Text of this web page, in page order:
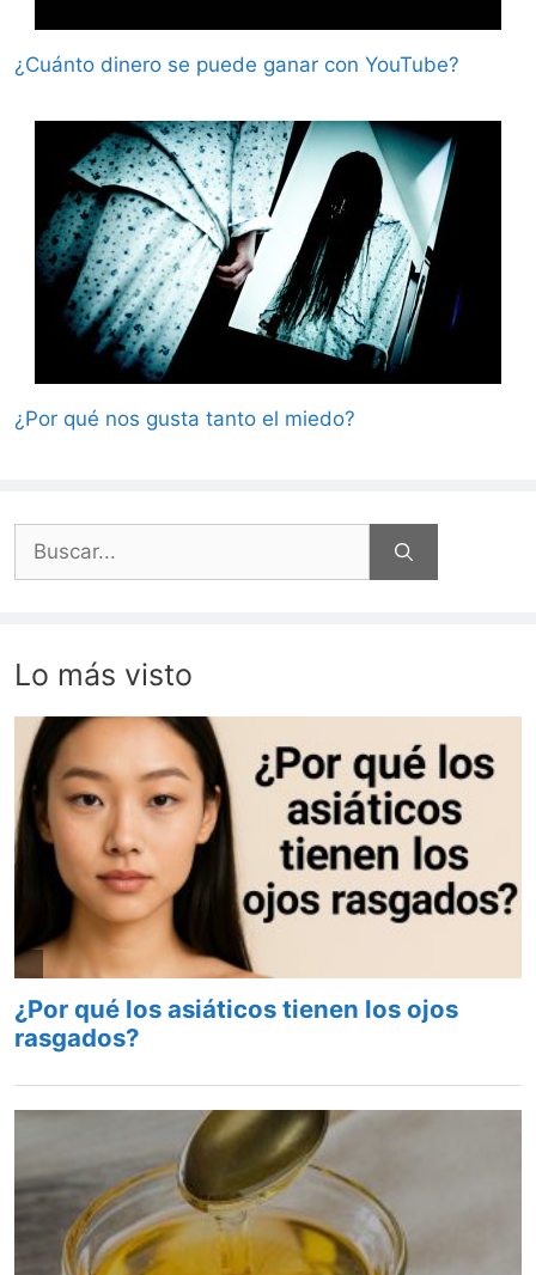
¿Cuánto dinero se puede ganar con YouTube?
¿Por qué nos gusta tanto el miedo?
Buscar:
Lo más visto